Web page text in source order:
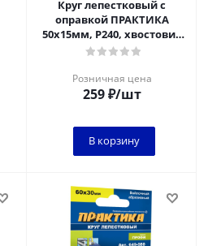
Круг лепестковый с
оправкой ПРАКТИКА
50х15мм, P240, хвостовик
6 мм, серия Профи
Розничная цена
259₽/шт
В корзину